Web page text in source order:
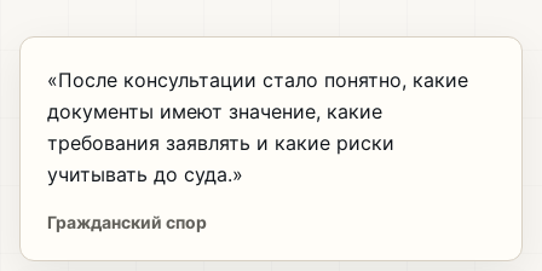
«После консультации стало понятно, какие
документы имеют значение, какие
требования заявлять и какие риски
учитывать до суда.»
Гражданский спор